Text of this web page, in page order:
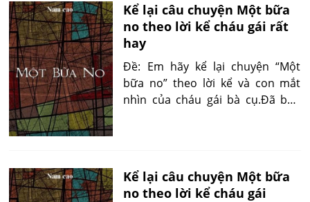
Kể lại câu chuyện Một bữa
no theo lời kể cháu gái rất
hay
Đề: Em hãy kể lại chuyện “Một
bữa no” theo lời kể và con mắt
nhìn của cháu gái bà cụ.Đã bao
Kể lại câu chuyện Một bữa
no theo lời kể cháu gái